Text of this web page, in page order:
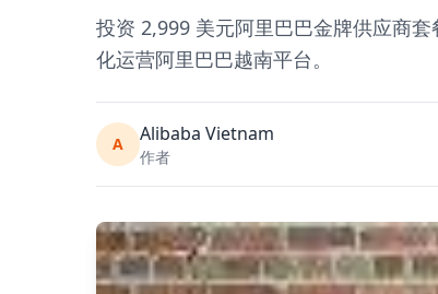
投资 2,999 美元阿里巴巴金牌供应商
化运营阿里巴巴越南平台。
A Alibaba Vietnam
作者